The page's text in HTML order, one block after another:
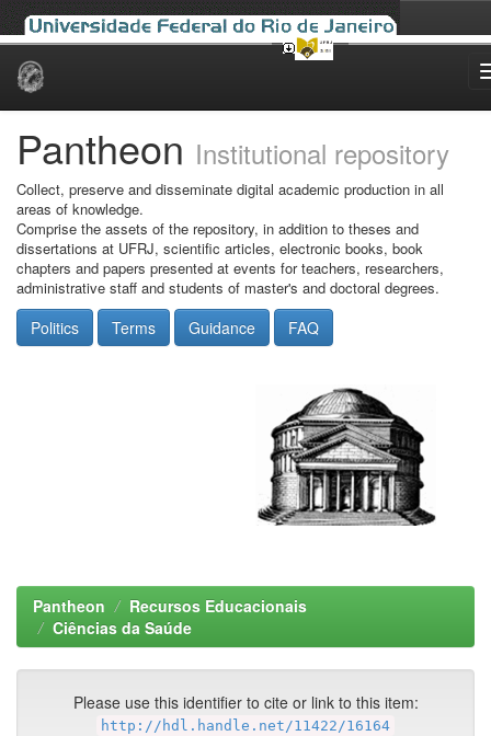
Skip
Pantheon Institutional repository
Collect, preserve and disseminate digital academic production in all
areas of knowledge.
Comprise the assets of the repository, in addition to theses and
dissertations at UFRJ, scientific articles, electronic books, book
chapters and papers presented at events for teachers, researchers,
administrative staff and students of master's and doctoral degrees.
Politics Terms Guidance FAQ
Pantheon
Recursos Educacionais
Ciências da Saúde
Please use this identifier to cite or link to this item:
http://hdl.handle.net/11422/16164